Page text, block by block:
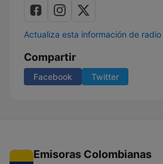
Actualiza esta información de radio
Compartir
Facebook Twitter
Emisoras Colombianas